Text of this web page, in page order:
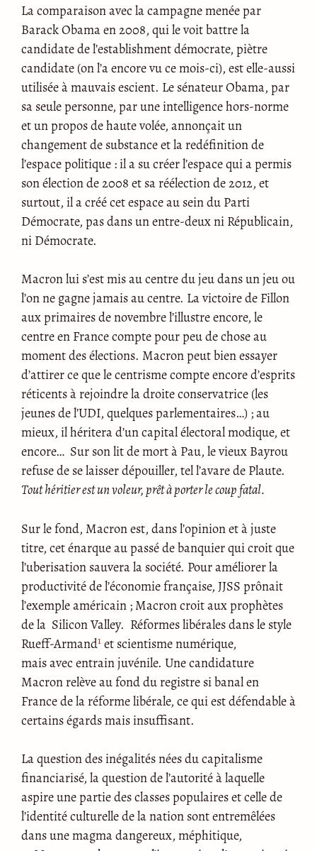
La comparaison avec la campagne menée par
Barack Obama en 2008, qui le voit battre la
candidate de l’establishment démocrate, piètre
candidate (on l’a encore vu ce mois-ci), est elle-aussi
utilisée à mauvais escient. Le sénateur Obama, par
sa seule personne, par une intelligence hors-norme
et un propos de haute volée, annonçait un
changement de substance et la redéfinition de
l’espace politique : il a su créer l’espace qui a permis
son élection de 2008 et sa réélection de 2012, et
surtout, il a créé cet espace au sein du Parti
Démocrate, pas dans un entre-deux ni Républicain,
ni Démocrate.
Macron lui s’est mis au centre du jeu dans un jeu ou
l’on ne gagne jamais au centre. La victoire de Fillon
aux primaires de novembre l’illustre encore, le
centre en France compte pour peu de chose au
moment des élections. Macron peut bien essayer
d’attirer ce que le centrisme compte encore d’esprits
réticents à rejoindre la droite conservatrice (les
jeunes de l’UDI, quelques parlementaires…) ; au
mieux, il héritera d’un capital électoral modique, et
encore… Sur son lit de mort à Pau, le vieux Bayrou
refuse de se laisser dépouiller, tel l’avare de Plaute.
Tout héritier est un voleur, prêt à porter le coup fatal.
Sur le fond, Macron est, dans l’opinion et à juste
titre, cet énarque au passé de banquier qui croit que
l’uberisation sauvera la société. Pour améliorer la
productivité de l’économie française, JJSS prônait
l’exemple américain ; Macron croit aux prophètes
de la Silicon Valley. Réformes libérales dans le style
Rueff-Armand1 et scientisme numérique,
mais avec entrain juvénile. Une candidature
Macron relève au fond du registre si banal en
France de la réforme libérale, ce qui est défendable à
certains égards mais insuffisant.
La question des inégalités nées du capitalisme
financiarisé, la question de l’autorité à laquelle
aspire une partie des classes populaires et celle de
l’identité culturelle de la nation sont entremêlées
dans une magma dangereux, méphitique,